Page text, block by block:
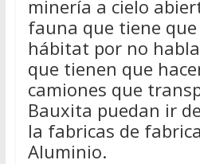
minería a cielo
fauna que tiene
hábitat por no
que tienen que
camiones que
Bauxita puedan ir
la fabricas de
Aluminio.